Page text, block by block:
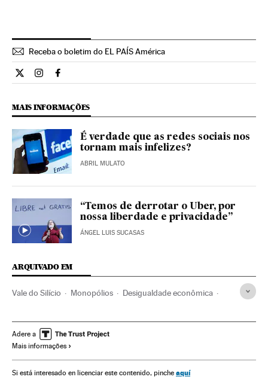
Receba o boletim do EL PAÍS América
Cultura El País Brasil en Twitter
Cultura El País Brasil en Instagram
Cultura El País Brasil en Facebook
MAIS INFORMAÇÕES
É verdade que as redes sociais nos
tornam mais infelizes?
ABRIL MULATO
“Temos de derrotar o Uber, por
nossa liberdade e privacidade”
ÁNGEL LUIS SUCASAS
ARQUIVADO EM
Vale do Silício Monopólios Desigualdade econômica
Motores pesquisa Alphabet
Estados Unidos
América Lojas online Comércio eletrônico Comércio
Adere a
Mais informações
Si está interesado en licenciar este contenido, pinche aquí